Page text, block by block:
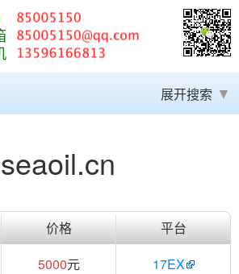
展开搜索
seaoil.cn
价格
平台
5000元 17EX